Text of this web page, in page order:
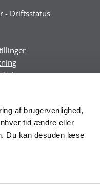
af brugervenlighed,
tid ændre eller
Du kan desuden læse
- Driftsstatus